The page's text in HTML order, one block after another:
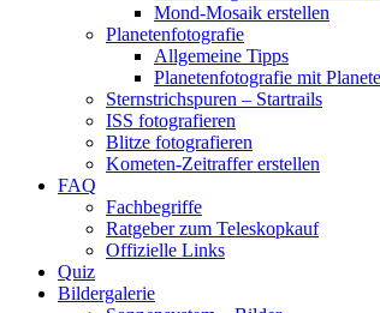
Mond-Mosaik erstellen
Planetenfotografie
Allgemeine Tipps
Planetenfotografie mit
Sternstrichspuren – Startrails
ISS fotografieren
Blitze fotografieren
Kometen-Zeitraffer erstellen
FAQ
Fachbegriffe
Ratgeber zum Teleskopkauf
Offizielle Links
Quiz
Bildergalerie